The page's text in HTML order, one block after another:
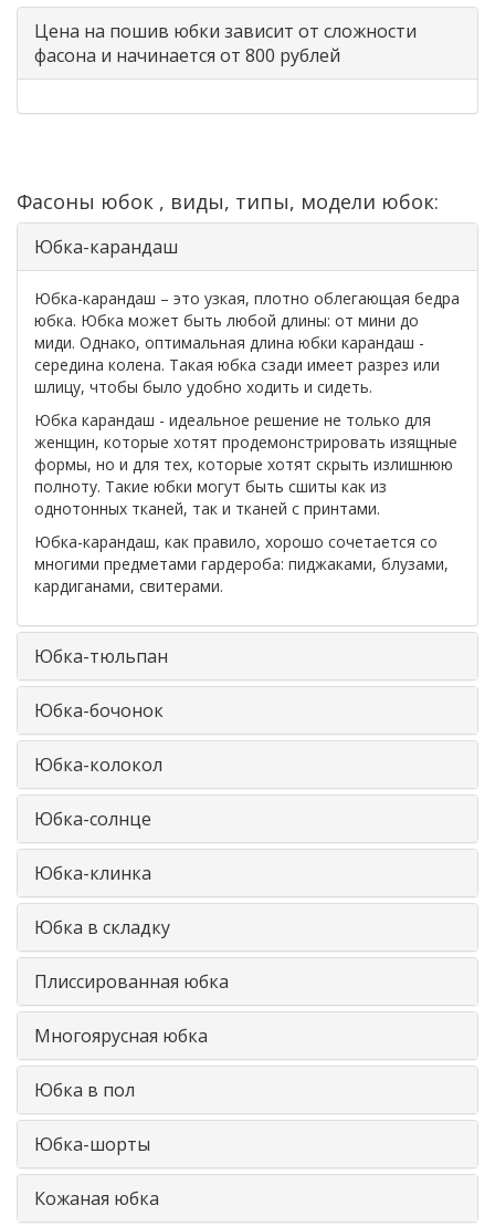
Цена на пошив юбки зависит от сложности
фасона и начинается от 800 рублей
Фасоны юбок , виды, типы, модели юбок:
Юбка-карандаш
Юбка-карандаш – это узкая, плотно облегающая бедра
юбка. Юбка может быть любой длины: от мини до
миди. Однако, оптимальная длина юбки карандаш -
середина колена. Такая юбка сзади имеет разрез или
шлицу, чтобы было удобно ходить и сидеть.
Юбка карандаш - идеальное решение не только для
женщин, которые хотят продемонстрировать изящные
формы, но и для тех, которые хотят скрыть излишнюю
полноту. Такие юбки могут быть сшиты как из
однотонных тканей, так и тканей с принтами.
Юбка-карандаш, как правило, хорошо сочетается со
многими предметами гардероба: пиджаками, блузами,
кардиганами, свитерами.
Юбка-тюльпан
Юбка-бочонок
Юбка-колокол
Юбка-солнце
Юбка-клинка
Юбка в складку
Плиссированная юбка
Многоярусная юбка
Юбка в пол
Юбка-шорты
Кожаная юбка